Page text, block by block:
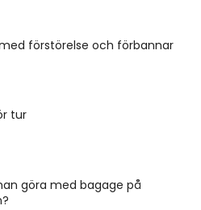
förstörelse och förbannar
tur
göra med bagage på